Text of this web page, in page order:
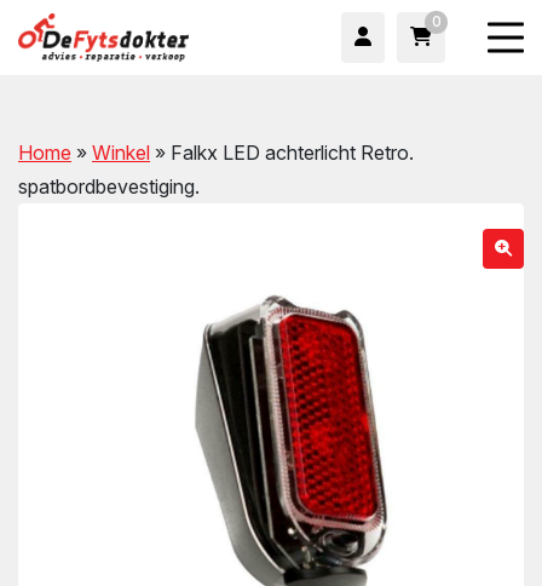
0
Home » Winkel » Falkx LED achterlicht Retro.
spatbordbevestiging.